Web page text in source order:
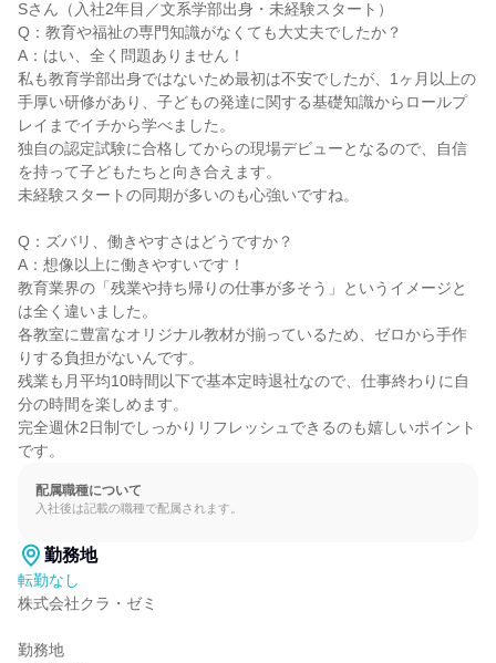
Sさん（入社2年目／文系学部出身・未経験スタート）
Q：教育や福祉の専門知識がなくても大丈夫でしたか？
A：はい、全く問題ありません！
私も教育学部出身ではないため最初は不安でしたが、1ヶ月以上の
手厚い研修があり、子どもの発達に関する基礎知識からロールプ
レイまでイチから学べました。
独自の認定試験に合格してからの現場デビューとなるので、自信
を持って子どもたちと向き合えます。
未経験スタートの同期が多いのも心強いですね。
Q：ズバリ、働きやすさはどうですか？
A：想像以上に働きやすいです！
教育業界の「残業や持ち帰りの仕事が多そう」というイメージと
は全く違いました。
各教室に豊富なオリジナル教材が揃っているため、ゼロから手作
りする負担がないんです。
残業も月平均10時間以下で基本定時退社なので、仕事終わりに自
分の時間を楽しめます。
完全週休2日制でしっかりリフレッシュできるのも嬉しいポイント
です。
配属職種について
入社後は記載の職種で配属されます。
勤務地
転勤なし
株式会社クラ・ゼミ
勤務地